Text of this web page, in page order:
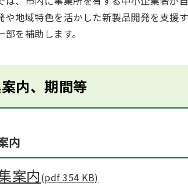
や地域特色を活かした新製品開発を支援
部を補助します。
内、期間等
内
案内(pdf 354 KB)